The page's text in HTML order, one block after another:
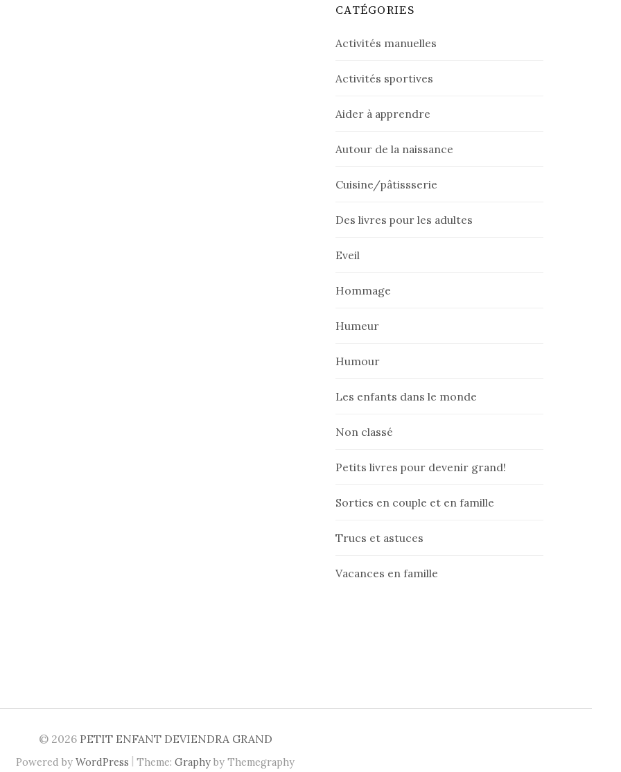
CATÉGORIES
Activités manuelles
Activités sportives
Aider à apprendre
Autour de la naissance
Cuisine/pâtissserie
Des livres pour les adultes
Eveil
Hommage
Humeur
Humour
Les enfants dans le monde
Non classé
Petits livres pour devenir grand!
Sorties en couple et en famille
Trucs et astuces
Vacances en famille
© 2026 PETIT ENFANT DEVIENDRA GRAND
Powered by WordPress | Theme: Graphy by Themegraphy